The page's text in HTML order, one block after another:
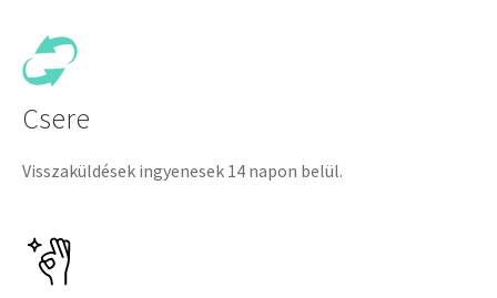
Csere
Visszaküldések ingyenesek 14 napon belül.